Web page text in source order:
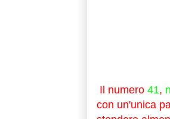
Il numero 41,
con un'unica